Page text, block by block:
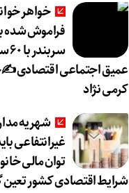
خواهر
فراموش شده
عمیق اجتماعی اقتصادی
کرمی نژاد
شهریه
غیرانتفاعی
توان مالی
شرایط اقتصادی کشور تعین